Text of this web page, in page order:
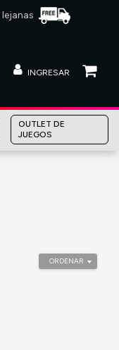
INGRESAR
OUTLET DE
JUEGOS
ORDENAR